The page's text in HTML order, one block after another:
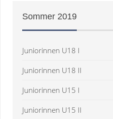
Sommer 2019
Juniorinnen U18 I
Juniorinnen U18 II
Juniorinnen U15 I
Juniorinnen U15 II